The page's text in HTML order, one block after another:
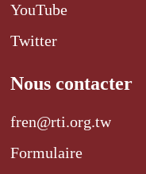
YouTube
Twitter
Nous contacter
fren@rti.org.tw
Formulaire